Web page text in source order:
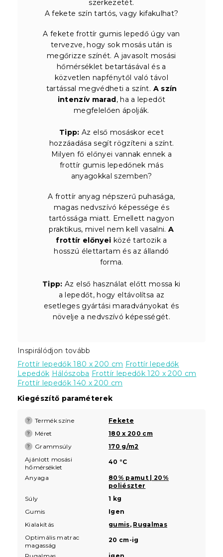
szerkezetét.
A fekete szín tartós, vagy kifakulhat?
A fekete frottír gumis lepedő úgy van
tervezve, hogy sok mosás után is
megőrizze színét. A javasolt mosási
hőmérséklet betartásával és a
közvetlen napfénytől való távol
tartással megvédheti a színt. A szín
intenzív marad, ha a lepedőt
megfelelően ápolják.
Tipp: Az első mosáskor ecet
hozzáadása segít rögzíteni a színt.
Milyen fő előnyei vannak ennek a
frottír gumis lepedőnek más
anyagokkal szemben?
A frottír anyag népszerű puhasága,
magas nedvszívó képessége és
tartóssága miatt. Emellett nagyon
praktikus, mivel nem kell vasalni.A
frottír előnyei közé tartozik a
hosszú élettartam és az állandó
forma.
Tipp: Az első használat előtt mossa ki
a lepedőt, hogy eltávolítsa az
esetleges gyártási maradványokat és
növelje a nedvszívó képességét.
Inspirálódjon tovább
Frottír lepedők 180 x 200 cm Frottír lepedők
Lepedők Hálószoba Frottír lepedők 120 x 200 cm
Frottír lepedők 140 x 200 cm
Kiegészítő paraméterek
? Termék színe Fekete
? Méret 180 x 200 cm
? Grammsúly
170 g/m2
Ajánlott mosási
hőmérséklet
40 °C
Anyaga
80% pamut | 20%
poliészter
Súly
1 kg
Gumis
Igen
Kialakítás
gumis, Rugalmas
Optimális matrac
magasság
20 cm-ig